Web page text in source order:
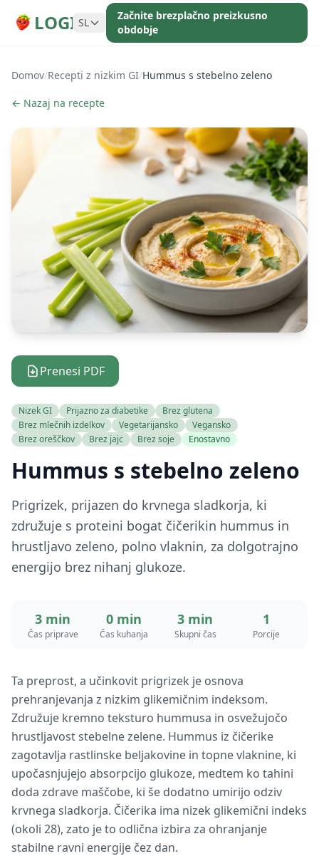
LOGI SL
Začnite brezplačno preizkusno
obdobje
Domov/Recepti z nizkim GI/Hummus s stebelno zeleno
← Nazaj na recepte
Prenesi PDF
Nizek GI Prijazno za diabetike
Brez glutena
Brez mlečnih izdelkov
Vegetarijansko
Vegansko
Brez oreščkov
Brez jajc Brez soje Enostavno
Hummus s stebelno zeleno
Prigrizek, prijazen do krvnega sladkorja, ki
združuje s proteini bogat čičerikin hummus in
hrustljavo zeleno, polno vlaknin, za dolgotrajno
energijo brez nihanj glukoze.
3 min
Čas priprave
0 min
Čas kuhanja
3 min
Skupni čas
1
Porcije
Ta preprost, a učinkovit prigrizek je osnova
prehranjevanja z nizkim glikemičnim indeksom.
Združuje kremno teksturo hummusa in osvežujočo
hrustljavost stebelne zelene. Hummus iz čičerike
zagotavlja rastlinske beljakovine in topne vlaknine, ki
upočasnjujejo absorpcijo glukoze, medtem ko tahini
doda zdrave maščobe, ki še dodatno umirijo odziv
krvnega sladkorja. Čičerika ima nizek glikemični indeks
(okoli 28), zato je to odlična izbira za ohranjanje
stabilne ravni energije čez dan.